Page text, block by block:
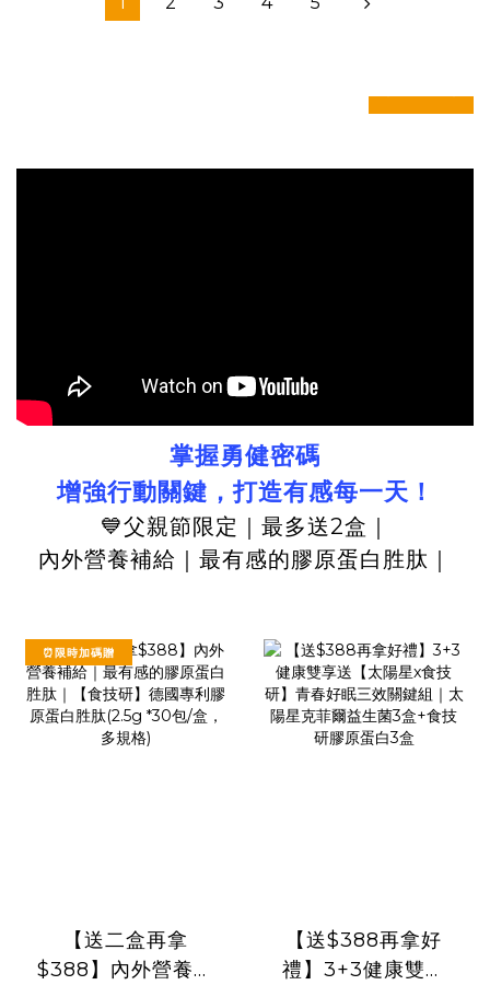
prev next
掌握勇健密碼
增強行動關鍵，打造有感每一天！
💙父親節限定｜最多送2盒｜
內外營養補給｜最有感的膠原蛋白胜肽｜
⏰限時加碼贈
【送二盒再拿
$388】內外營養補
【送$388再拿好
禮】3+3健康雙享